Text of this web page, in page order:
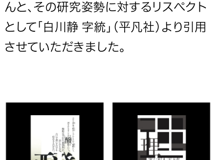
んと、その研究姿勢に対するリスペクト
として「白川静 字統」（平凡社）より引用
させていただきました。